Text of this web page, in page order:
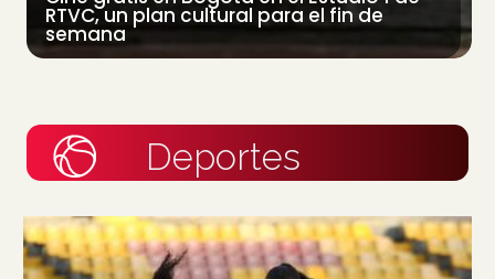
RTVC, un plan cultural para el fin de
semana
Deportes